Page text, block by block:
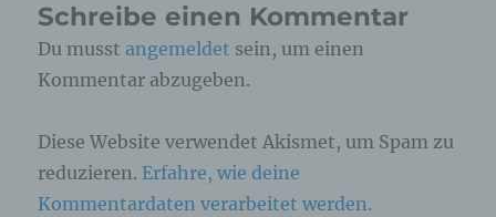
Schreibe einen Kommentar
Du musst angemeldet sein, um einen
Kommentar abzugeben.
Diese Website verwendet Akismet, um Spam zu
reduzieren. Erfahre, wie deine
Kommentardaten verarbeitet werden.